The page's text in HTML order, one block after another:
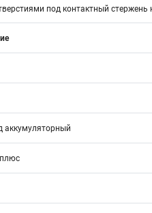
под контактный стержень
аккумуляторный